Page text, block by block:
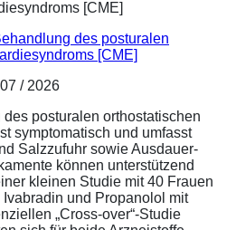
des posturalen
[CME]
/ 2026
posturalen orthostatischen
symptomatisch und umfasst
Salzzufuhr sowie Ausdauer-
können unterstützend
kleinen Studie mit 40 Frauen
und Propanolol mit
„Cross-over“-Studie